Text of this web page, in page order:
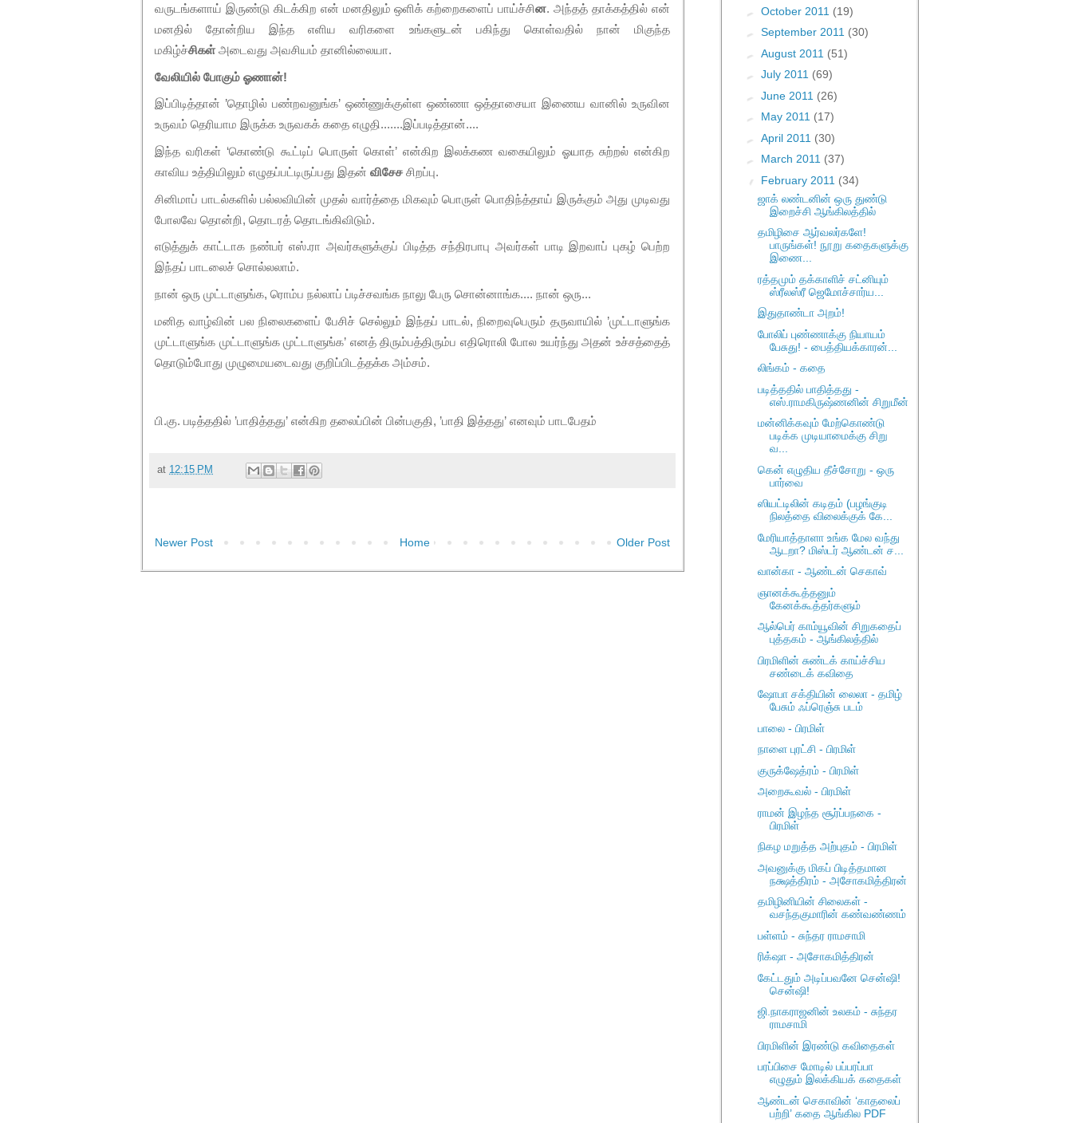
வருடங்களாய் இருண்டு கிடக்கிற என் மனதிலும் ஒளிக் கற்றைகளைப் பாய்ச்சின. அந்தத் தாக்கத்தில் என்
மனதில் தோன்றிய இந்த எளிய வரிகளை உங்களுடன் பகிந்து கொள்வதில் நான் மிகுந்த
மகிழ்ச்சிகள்அடைவது அவசியம் தானில்லையா.
வேலியில் போகும் ஓணான்!
இப்பிடித்தான் ’தொழில் பண்றவனுங்க’ ஒண்ணுக்குள்ள ஒண்ணா ஒத்தாசையா இணைய வானில் உருவின
உருவம் தெரியாம இருக்க உருவகக் கதை எழுதி.......இப்படித்தான்....
இந்த வரிகள் ‘கொண்டு கூட்டிப் பொருள் கொள்’ என்கிற இலக்கண வகையிலும் ஓயாத சுற்றல் என்கிற
காவிய உத்தியிலும் எழுதப்பட்டிருப்பது இதன் விசேசசிறப்பு.
சினிமாப் பாடல்களில் பல்லவியின் முதல் வார்த்தை மிகவும் பொருள் பொதிந்த்தாய் இருக்கும் அது முடிவது
போலவே தொன்றி, தொடரத் தொடங்கிவிடும்.
எடுத்துக் காட்டாக நண்பர் எஸ்.ரா அவர்களுக்குப் பிடித்த சந்திரபாபு அவர்கள் பாடி இறவாப் புகழ் பெற்ற
இந்தப் பாடலைச் சொல்லலாம்.
நான் ஒரு முட்டாளுங்க, ரொம்ப நல்லாப் ப்டிச்சவங்க நாலு பேரு சொன்னாங்க.... நான் ஒரு...
மனித வாழ்வின் பல நிலைகளைப் பேசிச் செல்லும் இந்தப் பாடல், நிறைவுபெரும் தருவாயில் ’முட்டாளுங்க
முட்டாளுங்க முட்டாளுங்க முட்டாளுங்க’ எனத் திரும்பத்திரும்ப எதிரொலி போல உயர்ந்து அதன் உச்சத்தைத்
தொடும்போது முழுமையடைவது குறிப்பிடத்தக்க அம்சம்.
பி.கு. படித்ததில் ’பாதித்தது’ என்கிற தலைப்பின் பின்பகுதி, ’பாதி இத்தது’ எனவும் பாடபேதம்
at 12:15 PM
Newer Post Older Post
Home
► October 2011 (19)
► September 2011 (30)
► August 2011 (51)
► July 2011 (69)
► June 2011 (26)
► May 2011 (17)
► April 2011 (30)
► March 2011 (37)
▼ February 2011 (34)
ஜாக் லண்டனின் ஒரு துண்டு
இறைச்சி ஆங்கிலத்தில்
தமிழிசை ஆர்வலர்களே!
பாருங்கள்! நூறு கதைகளுக்கு
இணை...
ரத்தமும் தக்காளிச் சட்னியும்
ஸ்ரீலஸ்ரீ ஜெமோச்சார்ய...
இதுதாண்டா அறம்!
போலிப் புண்ணாக்கு நியாயம்
பேசுது! - பைத்தியக்காரன்...
லிங்கம் - கதை
படித்ததில் பாதித்தது -
எஸ்.ராமகிருஷ்ணனின் சிறுமீன்
மன்னிக்கவும் மேற்கொண்டு
படிக்க முடியாமைக்கு சிறு
வ...
கென் எழுதிய தீச்சோறு - ஒரு
பார்வை
ஸியட்டிலின் கடிதம் (பழங்குடி
நிலத்தை விலைக்குக் கே...
மேரியாத்தாளா உங்க மேல வந்து
ஆடறா? மிஸ்டர் ஆண்டன் ச...
வான்கா - ஆண்டன் செகாவ்
ஞானக்கூத்தனும்
கேனக்கூத்தர்களும்
ஆல்பெர் காம்யூவின் சிறுகதைப்
புத்தகம் - ஆங்கிலத்தில்
பிரமிளின் சுண்டக் காய்ச்சிய
சண்டைக் கவிதை
ஷோபா சக்தியின் லைலா - தமிழ்
பேசும் ஃப்ரெஞ்சு படம்
பாலை - பிரமிள்
நாளை புரட்சி - பிரமிள்
குருக்ஷேத்ரம் - பிரமிள்
அறைகூவல் - பிரமிள்
ராமன் இழந்த சூர்ப்பநகை -
பிரமிள்
நிகழ மறுத்த அற்புதம் - பிரமிள்
அவனுக்கு மிகப் பிடித்தமான
நக்ஷத்திரம் - அசோகமித்திரன்
தமிழினியின் சிலைகள் -
வசந்தகுமாரின் கண்வண்ணம்
பள்ளம் - சுந்தர ராமசாமி
ரிக்‌ஷா - அசோகமித்திரன்
கேட்டதும் அடிப்பவனே சென்ஷி!
சென்ஷி!
ஜி.நாகராஜனின் உலகம் - சுந்தர
ராமசாமி
பிரமிளின் இரண்டு கவிதைகள்
பரப்பிசை மோடில் பப்பரப்பா
எழுதும் இலக்கியக் கதைகள்
ஆண்டன் செகாவின் ‘காதலைப்
பற்றி’ கதை ஆங்கில PDF